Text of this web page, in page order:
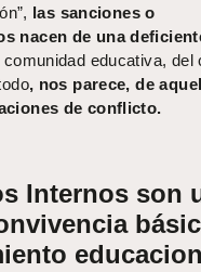
las sanciones o
nacen de una
educativa, del
, nos parece, de
de conflicto.
Internos son